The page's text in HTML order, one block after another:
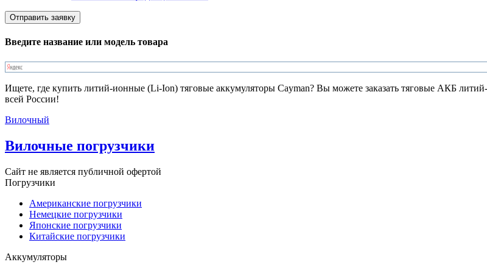
Введите название или модель товара
Ищете, где купить литий-ионные (Li-Ion) тяговые аккумуляторы Cayman? Вы можете заказать тяговые АКБ
всей России!
Вилочный
Вилочные погрузчики
Сайт не является публичной офертой
Погрузчики
Американские погрузчики
Немецкие погрузчики
Японские погрузчики
Китайские погрузчики
Аккумуляторы